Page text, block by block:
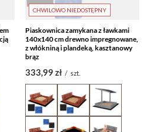
CHWILOWO NIEDOSTĘPNY
Piaskownica zamykana z ławkami
140x140 cm drewno impregnowane,
z włókniną i plandeką, kasztanowy
brąz
333,99 zł / szt.